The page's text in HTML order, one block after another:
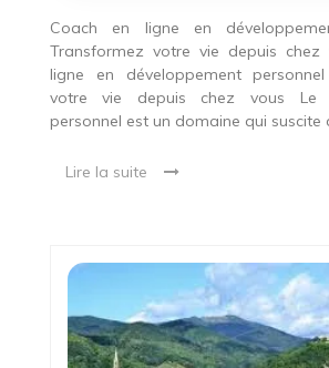
Coach en ligne en
Transformez votre vie depuis chez
ligne en développement
votre vie depuis chez vous Le
personnel est un domaine qui suscite
Lire la suite